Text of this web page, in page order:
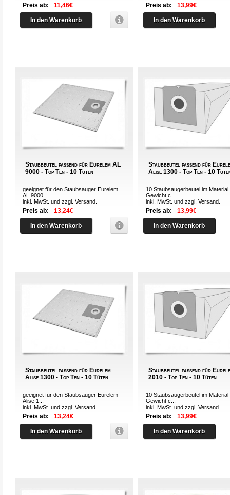
Preis ab: 11,46€
In den Warenkorb
Preis ab: 13,99€
In den Warenkorb
Staubbeutel passend für Eurelem AL
9000 - Top Ten - 10 Tüten
geeignet für den Staubsauger Eurelem
AL 9000...
inkl. MwSt. und zzgl.Versand
Preis ab: 13,24€
In den Warenkorb
Staubbeutel passend für
Alise 1300 - Top Ten - 10
10 Staubsaugerbeutel im Material
Gewicht c...
inkl. MwSt. und zzgl.Versand
Preis ab: 13,99€
In den Warenkorb
Staubbeutel passend für Eurelem
Alise 1300 - Top Ten - 10 Tüten
geeignet für den Staubsauger Eurelem
Alise 1...
inkl. MwSt. und zzgl.Versand
Preis ab: 13,24€
In den Warenkorb
Staubbeutel passend für
2010 - Top Ten - 10 Tüten
10 Staubsaugerbeutel im Material
Gewicht c...
inkl. MwSt. und zzgl.Versand
Preis ab: 13,99€
In den Warenkorb